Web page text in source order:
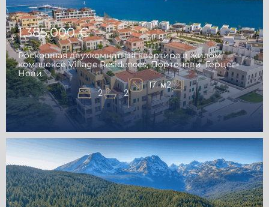
1,385,000 €
Роскошная двухкомнатная квартира в жилом
комплексе Village Residences, Портонови, Герцег-
Нови.
2 2
171 м2